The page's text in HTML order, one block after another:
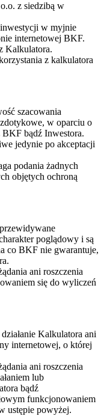
z siedzibą w
w myjnie
internetowej BKF.
Kalkulatora.
z kalkulatora
szacowania
w oparciu o
BKF bądź Inwestora.
jedynie po akceptacji
podania żadnych
objętych ochroną
poglądowy i są
co BKF nie gwarantuje,
ani roszczenia
się do wyliczeń
Kalkulatora ani
internetowej, o której
ani roszczenia
lub
bądź
funkcjonowaniem
ustępie powyżej.